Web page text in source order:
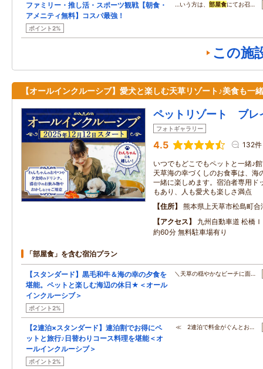
ファミリー・推し活・スポーツ観戦【朝食・
アメニティ無料】コスパ最強！
ポイント2%
…いう方は、 部屋食にてお召…
この施
【オールインクルーシブ】愛犬と楽しむ天草リゾート♪美食も一
ペットリゾート ブ
フォトギャラリー
4.5 132件
いつでもどこでもペットと一緒♪
天草海の幸づくしのお食事は、海
一緒に楽しめます。宿泊者専用ド
もあり、人も愛犬も楽しさ満点
住所
熊本県上天草市松島町
アクセス
九州自動車道 松橋
約60分 無料駐車場有り
「部屋食」を含む宿泊プラン
【スタンダード】黒毛和牛＆海の幸の夕食を
堪能。ペットと楽しむ海辺の休日★＜オール
インクルーシブ＞
ポイント2%
＼天草の穏やかなビーチに面…
【2連泊×スタンダード】連泊割でお得にペ
ットと旅行♪日替わりコース料理を堪能＜オ
ールインクルーシブ＞
ポイント2%
≪ 2連泊で料金がぐんとお…